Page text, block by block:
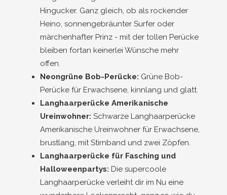
Hingucker. Ganz gleich, ob als rockender
Heino, sonnengebräunter Surfer oder
märchenhafter Prinz - mit der tollen Perücke
bleiben fortan keinerlei Wünsche mehr
offen.
Neongrüne Bob-Perücke: Grüne Bob-
Perücke für Erwachsene, kinnlang und glatt.
Langhaarperücke Amerikanische
Ureinwohner: Schwarze Langhaarperücke
Amerikanische Ureinwohner für Erwachsene,
brustlang, mit Stirnband und zwei Zöpfen.
Langhaarperücke für Fasching und
Halloweenpartys: Die supercoole
Langhaarperücke verleiht dir im Nu eine